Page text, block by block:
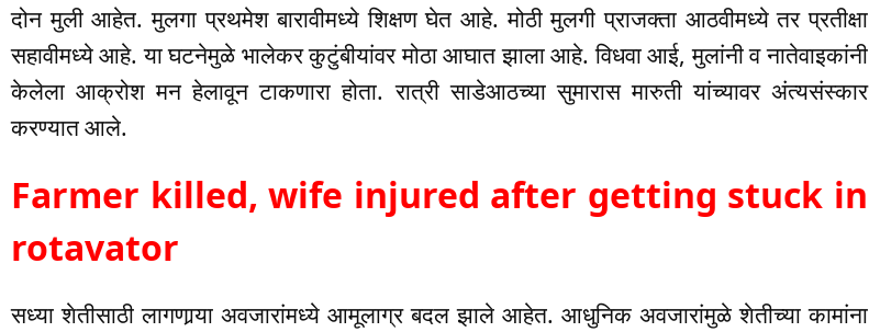
दोन मुली आहेत. मुलगा प्रथमेश बारावीमध्ये शिक्षण घेत आहे. मोठी मुलगी प्राजक्ता आठवीमध्ये तर प्रतीक्षा
सहावीमध्ये आहे. या घटनेमुळे भालेकर कुटुंबीयांवर मोठा आघात झाला आहे. विधवा आई, मुलांनी व नातेवाइकांनी
केलेला आक्रोश मन हेलावून टाकणारा होता. रात्री साडेआठच्या सुमारास मारुती यांच्यावर अंत्यसंस्कार
करण्यात आले.
Farmer killed, wife injured after getting stuck in
rotavator
सध्या शेतीसाठी लागणार्‍या अवजारांमध्ये आमूलाग्र बदल झाले आहेत. आधुनिक अवजारांमुळे शेतीच्या कामांना